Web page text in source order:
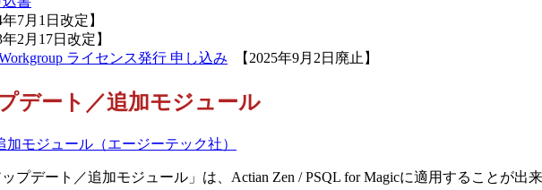
年7月1日改定】
年2月17日改定】
ライセンス発行 申し込み 【2025年9月2日廃止】
デート／追加モジュール
加モジュール（エージーテック社）
デート／追加モジュール」は、Actian Zen / PSQL for Magicに適用することが出来